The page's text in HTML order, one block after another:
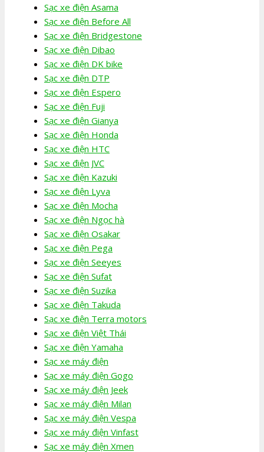
Sạc xe điện Asama
Sạc xe điện Before All
Sạc xe điện Bridgestone
Sạc xe điện Dibao
Sạc xe điện DK bike
Sạc xe điện DTP
Sạc xe điện Espero
Sạc xe điện Fuji
Sạc xe điện Gianya
Sạc xe điện Honda
Sạc xe điện HTC
Sạc xe điện JVC
Sạc xe điện Kazuki
Sạc xe điện Lyva
Sạc xe điện Mocha
Sạc xe điện Ngọc hà
Sạc xe điện Osakar
Sạc xe điện Pega
Sạc xe điện Seeyes
Sạc xe điện Sufat
Sạc xe điện Suzika
Sạc xe điện Takuda
Sạc xe điện Terra motors
Sạc xe điện Việt Thái
Sạc xe điện Yamaha
Sạc xe máy điện
Sạc xe máy điện Gogo
Sạc xe máy điện Jeek
Sạc xe máy điện Milan
Sạc xe máy điện Vespa
Sạc xe máy điện Vinfast
Sạc xe máy điện Xmen